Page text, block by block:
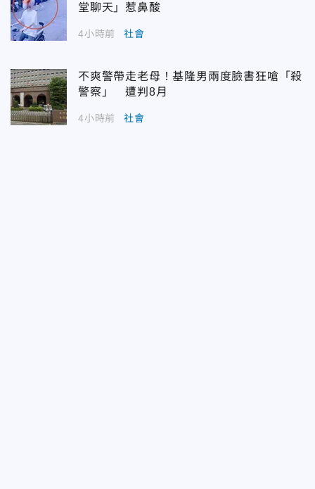
堂聊天」惹鼻酸
4小時前 社會
不爽警帶走老母！基隆男兩度臉書狂嗆「殺
警察」 遭判8月
4小時前 社會